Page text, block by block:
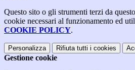
Questo sito o gli strumenti terzi da
cookie necessari al funzionamento ed
COOKIE POLICY.
Personalizza Rifiuta tutti i cookies
Gestione cookie